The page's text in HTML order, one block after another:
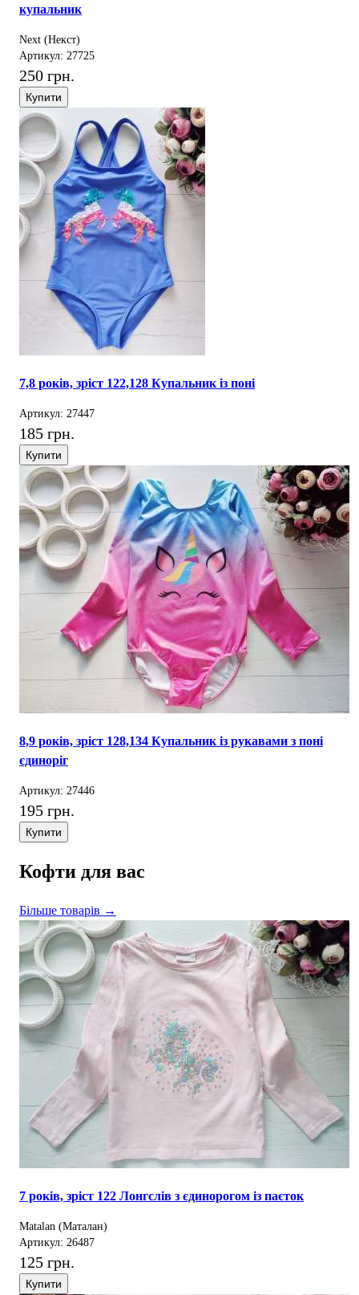
купальник
Next (Некст)
Артикул: 27725
250 грн.
Купити
7,8 років, зріст 122,128 Купальник із поні
Артикул: 27447
185 грн.
Купити
8,9 років, зріст 128,134 Купальник із рукавами з поні
єдиноріг
Артикул: 27446
195 грн.
Купити
Кофти для вас
Більше товарів →
7 років, зріст 122 Лонгслів з єдинорогом із паєток
Matalan (Маталан)
Артикул: 26487
125 грн.
Купити